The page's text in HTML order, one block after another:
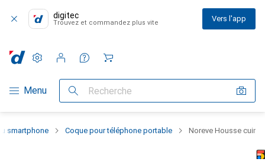
digitec
Trouvez et commandez plus vite Vers l'app
Navigation par catégorie
Menu Recherche
Paramètres
Compte client
Listes de comparaison
Listes d'envies
Panier
smartphone Coque pour téléphone portable Noreve Housse cuir